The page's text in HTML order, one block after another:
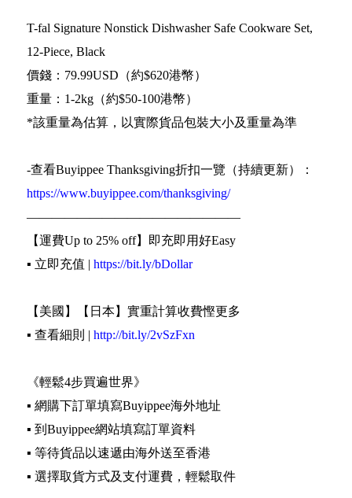
T-fal Signature Nonstick Dishwasher Safe Cookware Set,
12-Piece, Black
價錢：79.99USD（約$620港幣）
重量：1-2kg（約$50-100港幣）
*該重量為估算，以實際貨品包裝大小及重量為準
-查看Buyippee Thanksgiving折扣一覽（持續更新）：
https://www.buyippee.com/thanksgiving/
—————————————————
【運費Up to 25% off】即充即用好Easy
▪️ 立即充值 | https://bit.ly/bDollar
【美國】【日本】實重計算收費慳更多
▪️ 查看細則 | http://bit.ly/2vSzFxn
《輕鬆4步買遍世界》
▪️ 網購下訂單填寫Buyippee海外地址
▪️ 到Buyippee網站填寫訂單資料
▪️ 等待貨品以速遞由海外送至香港
▪️ 選擇取貨方式及支付運費，輕鬆取件